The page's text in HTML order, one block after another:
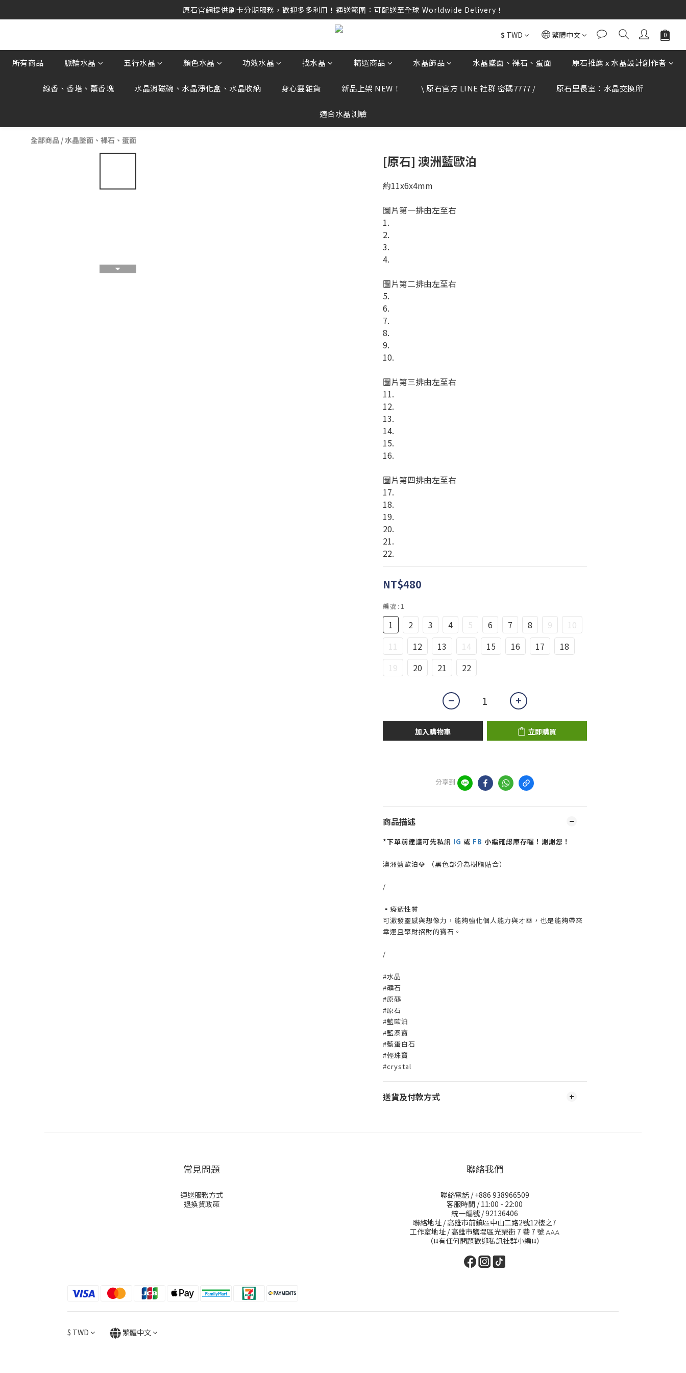
原石官網提供刷卡分期服務，歡迎多多利用！運送範圍：可配送至全球 Worldwide Delivery！
原石官網不會主動寄信要求顧客提供任何訂單資訊、補運費差額或付款，請勿點選任何不明連結，若有任何疑慮可撥打165反詐騙專線查證。
原石官網提供刷卡分期服務，歡迎多多利用！運送範圍：可配送至全球 Worldwide Delivery！$ TWD 繁體中文
所有商品 脈輪水晶 五行水晶 顏色水晶 功效水晶 找水晶 精選商品 水晶飾品 水晶墜面、裸石、蛋面 原石推薦 x 水晶設計創作者
線香、香塔、薰香塊 水晶消磁碗、水晶淨化盒、水晶收納 身心靈雜貨 新品上架 NEW！ \ 原石官方 LINE 社群 密碼7777 / 原石里長室：水晶交換所
適合水晶測驗
全部商品 /水晶墜面、裸石、蛋面
[原石] 澳洲藍歐泊
約11x6x4mm
圖片第一排由左至右
1.
2.
3.
4.
圖片第二排由左至右
5.
6.
7.
8.
9.
10.
圖片第三排由左至右
11.
12.
13.
14.
15.
16.
圖片第四排由左至右
17.
18.
19.
20.
21.
22.
NT$480
編號 : 1
1 2 3 4 5 6 7 8 9
10
11
12 13 14 15 16 17
18
19
20 21 22
加入購物車 立即購買
分享到
商品描述
*下單前建議可先私訊 IG 或 FB 小編確認庫存喔！謝謝您！
澳洲藍歐泊💎 （黑色部分為樹脂貼合）
/
▪️療癒性質
可激發靈感與想像力，能夠強化個人能力與才華，也是能夠帶來
幸運且聚財招財的寶石。
/
#水晶
#礦石
#原礦
#原石
#藍歐泊
#藍澳寶
#藍蛋白石
#輕珠寶
#crystal
送貨及付款方式
常見問題
運送服務方式
退換貨政策
聯絡我們
聯絡電話 / +886 938966509
客服時間 / 11:00 - 22:00
統一編號 / 92136406
聯絡地址 / 高雄市前鎮區中山二路2號12樓之7
工作室地址 / 高雄市鹽埕區光榮街 7 巷 7 號𖤂𖤂𖤂
（⭣⭣有任何問題歡迎私訊社群小編⭣⭣）
$ TWD 繁體中文